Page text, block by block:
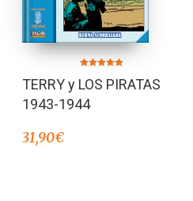
5.00
de 5
TERRY y LOS PIRATAS
1943-1944
31,90€